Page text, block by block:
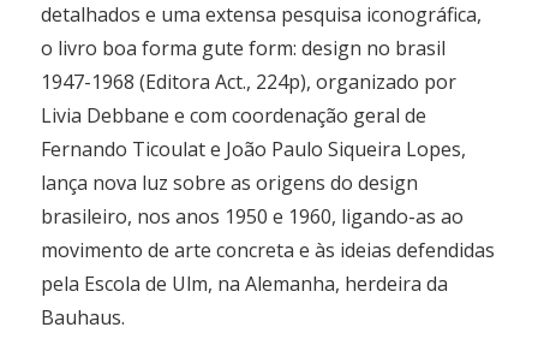
detalhados e uma extensa pesquisa iconográfica,
o livro boa forma gute form: design no brasil
1947-1968 (Editora Act., 224p), organizado por
Livia Debbane e com coordenação geral de
Fernando Ticoulat e João Paulo Siqueira Lopes,
lança nova luz sobre as origens do design
brasileiro, nos anos 1950 e 1960, ligando-as ao
movimento de arte concreta e às ideias defendidas
pela Escola de Ulm, na Alemanha, herdeira da
Bauhaus.